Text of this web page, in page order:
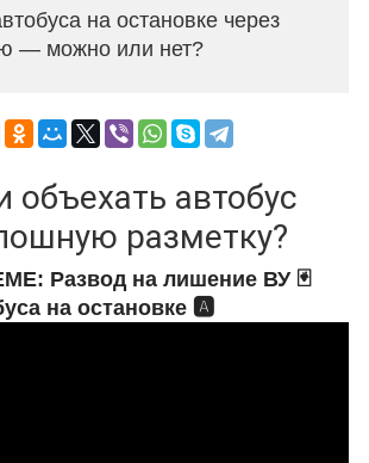
на остановке через
— можно или нет?
автобус
разметку?
Развод на лишение ВУ 🃏
на остановке 🅰